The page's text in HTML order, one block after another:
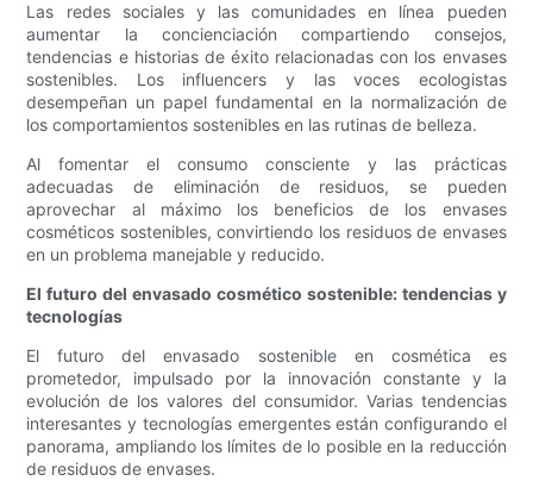
Las redes sociales y las comunidades en línea pueden
aumentar la concienciación compartiendo consejos,
tendencias e historias de éxito relacionadas con los envases
sostenibles. Los influencers y las voces ecologistas
desempeñan un papel fundamental en la normalización de
los comportamientos sostenibles en las rutinas de belleza.
Al fomentar el consumo consciente y las prácticas
adecuadas de eliminación de residuos, se pueden
aprovechar al máximo los beneficios de los envases
cosméticos sostenibles, convirtiendo los residuos de envases
en un problema manejable y reducido.
El futuro del envasado cosmético sostenible: tendencias y
tecnologías
El futuro del envasado sostenible en cosmética es
prometedor, impulsado por la innovación constante y la
evolución de los valores del consumidor. Varias tendencias
interesantes y tecnologías emergentes están configurando el
panorama, ampliando los límites de lo posible en la reducción
de residuos de envases.